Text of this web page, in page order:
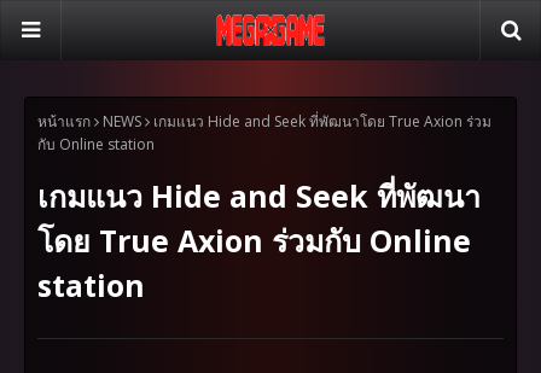
หน้าแรก NEWS
เกมแนว Hide and Seek ที่พัฒนาโดย True Axion ร่วม
กับ Online station
เกมแนว Hide and Seek ที่พัฒนา
โดย True Axion ร่วมกับ Online
station